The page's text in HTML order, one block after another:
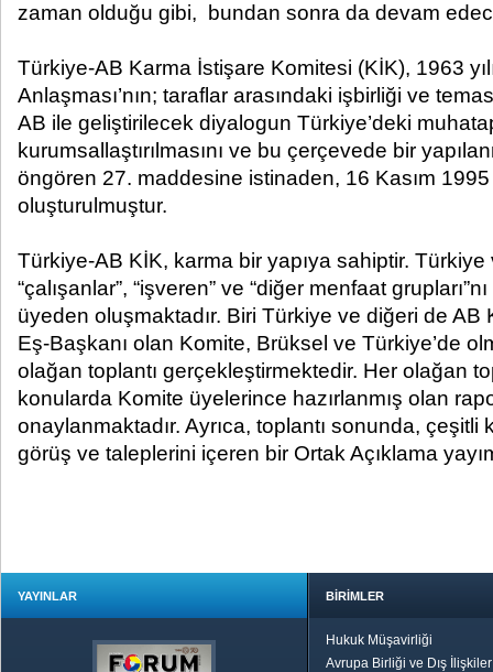
zaman olduğu gibi, bundan sonra da devam
Türkiye-AB Karma İstişare Komitesi (KİK), 1963
Anlaşması’nın; taraflar arasındaki işbirliği ve
AB ile geliştirilecek diyalogun Türkiye’deki
kurumsallaştırılmasını ve bu çerçevede bir
öngören 27. maddesine istinaden, 16 Kasım
oluşturulmuştur.
Türkiye-AB KİK, karma bir yapıya sahiptir. Türkiye
“çalışanlar”, “işveren” ve “diğer menfaat
üyeden oluşmaktadır. Biri Türkiye ve diğeri de AB
Eş-Başkanı olan Komite, Brüksel ve Türkiye’de
olağan toplantı gerçekleştirmektedir. Her olağan
konularda Komite üyelerince hazırlanmış olan
onaylanmaktadır. Ayrıca, toplantı sonunda, çeşitli
görüş ve taleplerini içeren bir Ortak Açıklama
YAYINLAR BİRİMLER
Hukuk Müşavirliği
Avrupa Birliği ve Dış